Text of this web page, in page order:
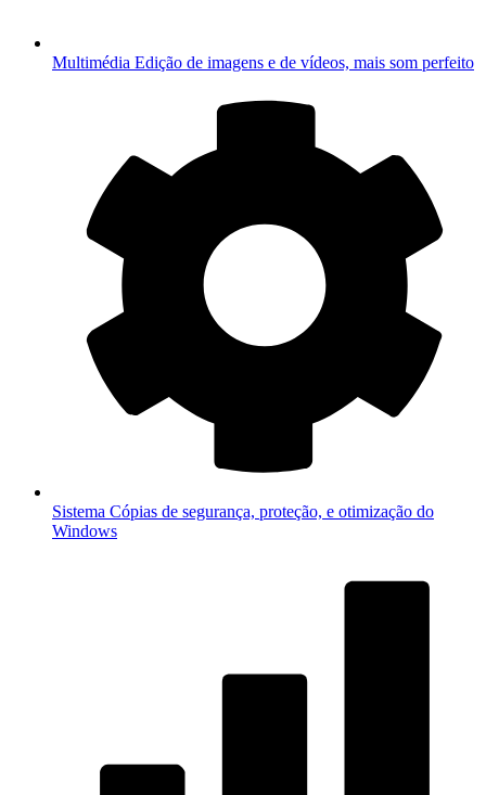
Multimédia Edição de imagens e de vídeos, mais som perfeito
Sistema Cópias de segurança, proteção, e otimização do
Windows